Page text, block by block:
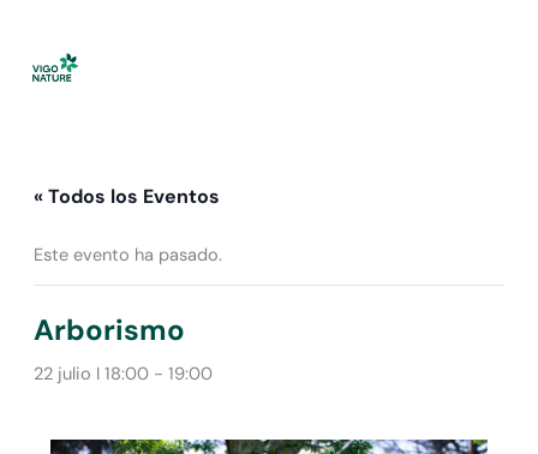
contenido
« Todos los Eventos
Este evento ha pasado.
Arborismo
22 julio I 18:00- 19:00